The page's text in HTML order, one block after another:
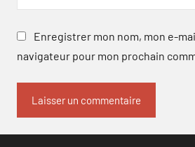
Enregistrer mon nom, mon e-
navigateur pour mon prochain